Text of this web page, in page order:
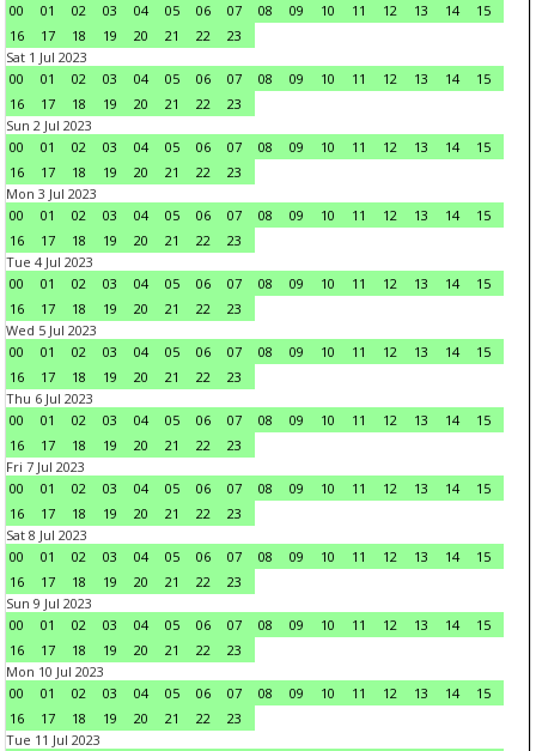
00
01 02 03 04 05 06 07 08 09 10 11 12 13 14
15
16
17 18 19 20 21 22
23
Sat 1 Jul 2023
00
01 02 03 04 05 06 07 08 09 10 11 12 13 14
15
16
17 18 19 20 21 22
23
Sun 2 Jul 2023
00
01 02 03 04 05 06 07 08 09 10 11 12 13 14
15
16
17 18 19 20 21 22
23
Mon 3 Jul 2023
00
01 02 03 04 05 06 07 08 09 10 11 12 13 14
15
16
17 18 19 20 21 22
23
Tue 4 Jul 2023
00
01 02 03 04 05 06 07 08 09 10 11 12 13 14
15
16
17 18 19 20 21 22
23
Wed 5 Jul 2023
00
01 02 03 04 05 06 07 08 09 10 11 12 13 14
15
16
17 18 19 20 21 22
23
Thu 6 Jul 2023
00
01 02 03 04 05 06 07 08 09 10 11 12 13 14
15
16
17 18 19 20 21 22
23
Fri 7 Jul 2023
00
01 02 03 04 05 06 07 08 09 10 11 12 13 14
15
16
17 18 19 20 21 22
23
Sat 8 Jul 2023
00
01 02 03 04 05 06 07 08 09 10 11 12 13 14
15
16
17 18 19 20 21 22
23
Sun 9 Jul 2023
00
01 02 03 04 05 06 07 08 09 10 11 12 13 14
15
16
17 18 19 20 21 22
23
Mon 10 Jul 2023
00
01 02 03 04 05 06 07 08 09 10 11 12 13 14
15
16
17 18 19 20 21 22
23
Tue 11 Jul 2023